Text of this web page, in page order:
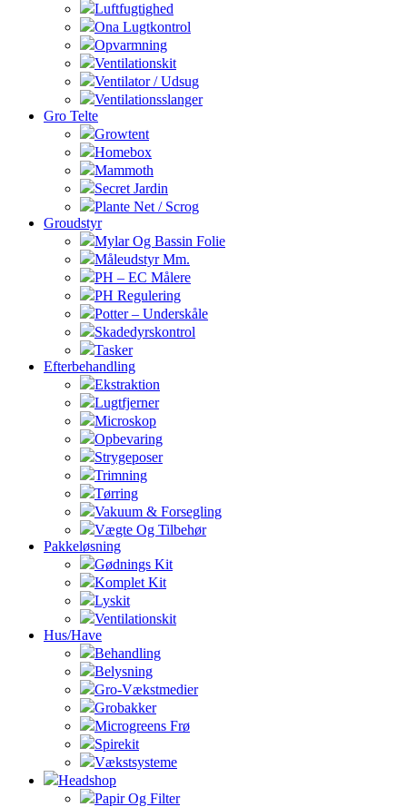
Luftfugtighed
Ona Lugtkontrol
Opvarmning
Ventilationskit
Ventilator / Udsug
Ventilationsslanger
Gro Telte
Growtent
Homebox
Mammoth
Secret Jardin
Plante Net / Scrog
Groudstyr
Mylar Og Bassin Folie
Måleudstyr Mm.
PH – EC Målere
PH Regulering
Potter – Underskåle
Skadedyrskontrol
Tasker
Efterbehandling
Ekstraktion
Lugtfjerner
Microskop
Opbevaring
Strygeposer
Trimning
Tørring
Vakuum & Forsegling
Vægte Og Tilbehør
Pakkeløsning
Gødnings Kit
Komplet Kit
Lyskit
Ventilationskit
Hus/Have
Behandling
Belysning
Gro-Vækstmedier
Grobakker
Microgreens Frø
Spirekit
Vækstsysteme
Headshop
Papir Og Filter